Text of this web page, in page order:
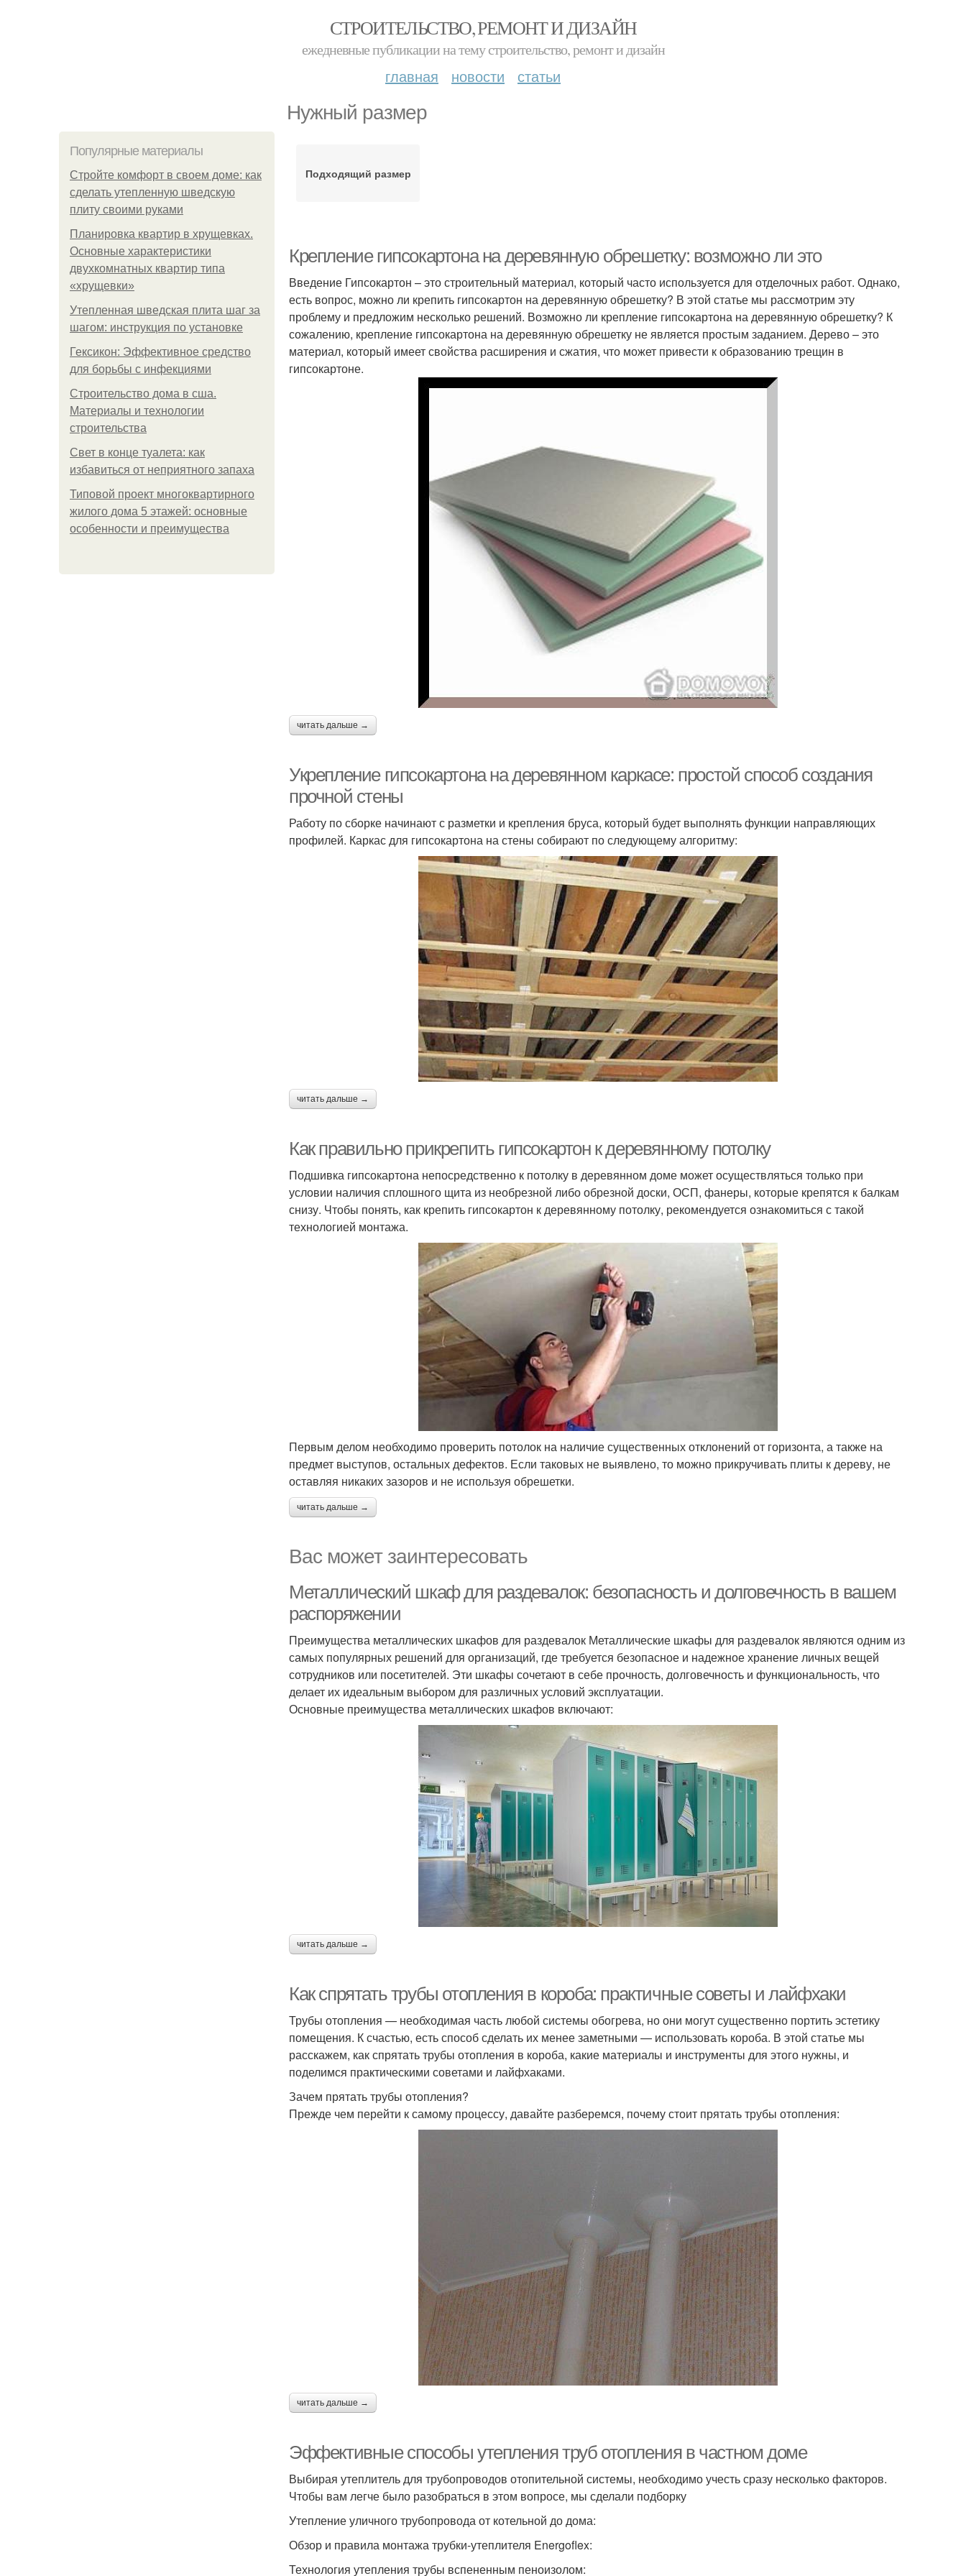
СТРОИТЕЛЬСТВО, РЕМОНТ И ДИЗАЙН
ежедневные публикации на тему строительство, ремонт и дизайн
главная новости статьи
Нужный размер
Популярные материалы
Стройте комфорт в своем доме: как
сделать утепленную шведскую
плиту своими руками
Планировка квартир в хрущевках.
Основные характеристики
двухкомнатных квартир типа
«хрущевки»
Утепленная шведская плита шаг за
шагом: инструкция по установке
Гексикон: Эффективное средство
для борьбы с инфекциями
Строительство дома в сша.
Материалы и технологии
строительства
Свет в конце туалета: как
избавиться от неприятного запаха
Типовой проект многоквартирного
жилого дома 5 этажей: основные
особенности и преимущества
Подходящий размер
Крепление гипсокартона на деревянную обрешетку: возможно ли это
Введение Гипсокартон – это строительный материал, который часто используется для отделочных работ. Однако,
есть вопрос, можно ли крепить гипсокартон на деревянную обрешетку? В этой статье мы рассмотрим эту
проблему и предложим несколько решений. Возможно ли крепление гипсокартона на деревянную обрешетку? К
сожалению, крепление гипсокартона на деревянную обрешетку не является простым заданием. Дерево – это
материал, который имеет свойства расширения и сжатия, что может привести к образованию трещин в
гипсокартоне.
читать дальше →
Укрепление гипсокартона на деревянном каркасе: простой способ создания
прочной стены
Работу по сборке начинают с разметки и крепления бруса, который будет выполнять функции направляющих
профилей. Каркас для гипсокартона на стены собирают по следующему алгоритму:
читать дальше →
Как правильно прикрепить гипсокартон к деревянному потолку
Подшивка гипсокартона непосредственно к потолку в деревянном доме может осуществляться только при
условии наличия сплошного щита из необрезной либо обрезной доски, ОСП, фанеры, которые крепятся к балкам
снизу. Чтобы понять, как крепить гипсокартон к деревянному потолку, рекомендуется ознакомиться с такой
технологией монтажа.
Первым делом необходимо проверить потолок на наличие существенных отклонений от горизонта, а также на
предмет выступов, остальных дефектов. Если таковых не выявлено, то можно прикручивать плиты к дереву, не
оставляя никаких зазоров и не используя обрешетки.
читать дальше →
Вас может заинтересовать
Металлический шкаф для раздевалок: безопасность и долговечность в вашем
распоряжении
Преимущества металлических шкафов для раздевалок Металлические шкафы для раздевалок являются одним из
самых популярных решений для организаций, где требуется безопасное и надежное хранение личных вещей
сотрудников или посетителей. Эти шкафы сочетают в себе прочность, долговечность и функциональность, что
делает их идеальным выбором для различных условий эксплуатации.
Основные преимущества металлических шкафов включают:
читать дальше →
Как спрятать трубы отопления в короба: практичные советы и лайфхаки
Трубы отопления — необходимая часть любой системы обогрева, но они могут существенно портить эстетику
помещения. К счастью, есть способ сделать их менее заметными — использовать короба. В этой статье мы
расскажем, как спрятать трубы отопления в короба, какие материалы и инструменты для этого нужны, и
поделимся практическими советами и лайфхаками.
Зачем прятать трубы отопления?
Прежде чем перейти к самому процессу, давайте разберемся, почему стоит прятать трубы отопления:
читать дальше →
Эффективные способы утепления труб отопления в частном доме
Выбирая утеплитель для трубопроводов отопительной системы, необходимо учесть сразу несколько факторов.
Чтобы вам легче было разобраться в этом вопросе, мы сделали подборку
Утепление уличного трубопровода от котельной до дома:
Обзор и правила монтажа трубки-утеплителя Energoflex:
Технология утепления трубы вспененным пеноизолом: